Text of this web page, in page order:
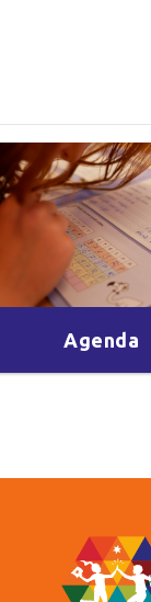
Agenda